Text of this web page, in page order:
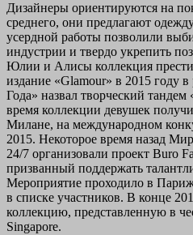
Дизайнеры ориентируются на
среднего, они предлагают
усердной работы позволили
индустрии и твердо укрепить
Юлии и Алисы коллекция
издание «Glamour» в 2015 году
Года» назвал творческий
время коллекции девушек
Милане, на международном
2015. Некоторое время назад
24/7 организовали проект Buro
призванный поддержать
Мероприятие проходило в
в списке участников. В конце
коллекцию, представленную в
Singapore.